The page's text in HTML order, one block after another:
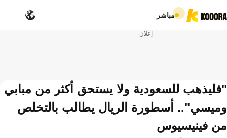
مباشر
إعلان
"فليذهب للسعودية ولا يستحق أكثر من مبابي
وميسي".. أسطورة الريال يطالب بالتخلص
من فينيسيوس